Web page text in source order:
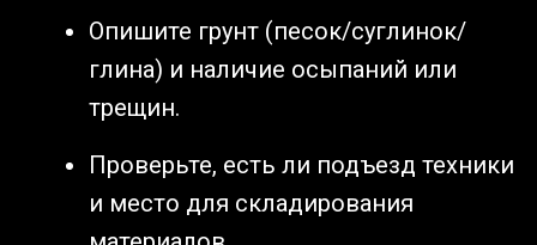
Опишите грунт (песок/суглинок/
глина) и наличие осыпаний или
трещин.
Проверьте, есть ли подъезд техники
и место для складирования